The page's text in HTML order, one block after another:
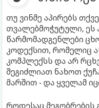
თუ ვინმე აპირებს
თვალებმოჭუტული, ეს
წარმომადგენლები
კოდექსით, რომელიც
კომპლექსს და არ
შეგიძლიათ ნახოთ
მარშით - და ყველამ
როდესაც მეგობრების